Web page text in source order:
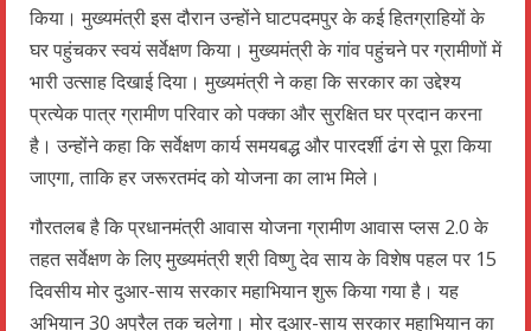
किया। मुख्यमंत्री इस दौरान उन्होंने घाटपदमपुर के कई हितग्राहियों के
घर पहुंचकर स्वयं सर्वेक्षण किया। मुख्यमंत्री के गांव पहुंचने पर ग्रामीणों में
भारी उत्साह दिखाई दिया। मुख्यमंत्री ने कहा कि सरकार का उद्देश्य
प्रत्येक पात्र ग्रामीण परिवार को पक्का और सुरक्षित घर प्रदान करना
है। उन्होंने कहा कि सर्वेक्षण कार्य समयबद्ध और पारदर्शी ढंग से पूरा किया
जाएगा, ताकि हर जरूरतमंद को योजना का लाभ मिले।
गौरतलब है कि प्रधानमंत्री आवास योजना ग्रामीण आवास प्लस 2.0 के
तहत सर्वेक्षण के लिए मुख्यमंत्री श्री विष्णु देव साय के विशेष पहल पर 15
दिवसीय मोर दुआर-साय सरकार महाभियान शुरू किया गया है। यह
अभियान 30 अप्रैल तक चलेगा। मोर दुआर-साय सरकार महाभियान का